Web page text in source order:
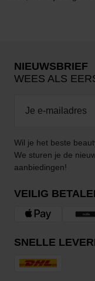
NIEUWSBRIEF
WEES ALS
Wil je het beste
We sturen je de
aanbiedingen!
VEILIG
SNELLE